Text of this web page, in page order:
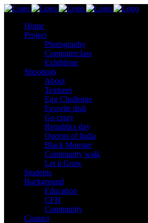
Home
Project
Photography
Computerclass
Exhibition
Shootings
About
Textures
Egg Challenge
Favorite dish
Go crazy
Republics day
Queens of India
Black Monster
Community walk
Let it Grow
Students
Background
Education
CFH
Community
Contact